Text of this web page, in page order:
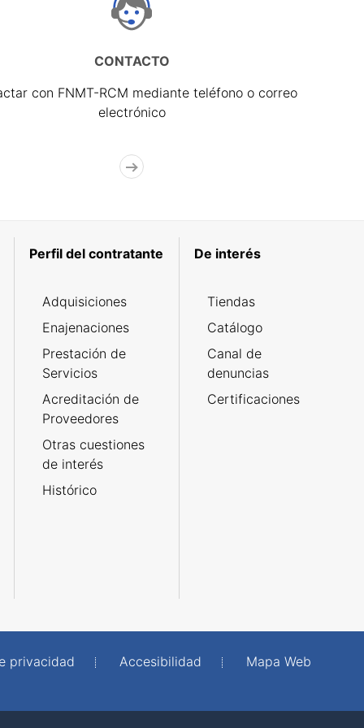
CONTACTO
con FNMT-RCM mediante teléfono o correo
electrónico
Perfil del contratante
Adquisiciones
Enajenaciones
Prestación de
Servicios
Acreditación de
Proveedores
Otras cuestiones
de interés
Histórico
De interés
Tiendas
Catálogo
Canal de
denuncias
Certificaciones
privacidad Accesibilidad
Mapa Web